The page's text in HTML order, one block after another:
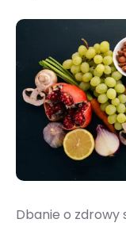
Dbanie o zdrowy